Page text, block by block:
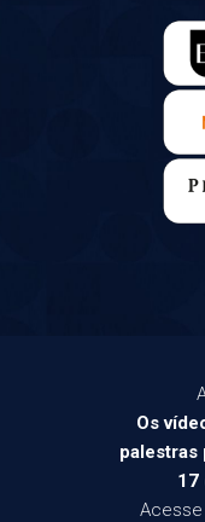
Os
palestras
17
Acesse